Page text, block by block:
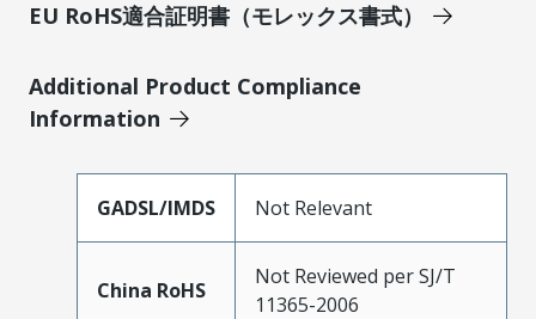
EU RoHS適合証明書（モレックス書式）
Additional Product Compliance
Information
GADSL/IMDS Not Relevant
China RoHS
Not Reviewed per SJ/T
11365-2006